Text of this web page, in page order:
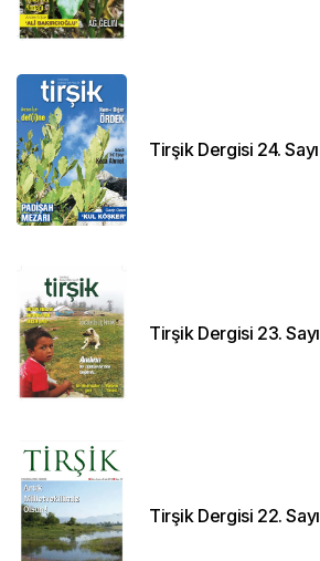
Tirşik Dergisi 24. Sayı
Tirşik Dergisi 23. Sayı
Tirşik Dergisi 22. Sayı